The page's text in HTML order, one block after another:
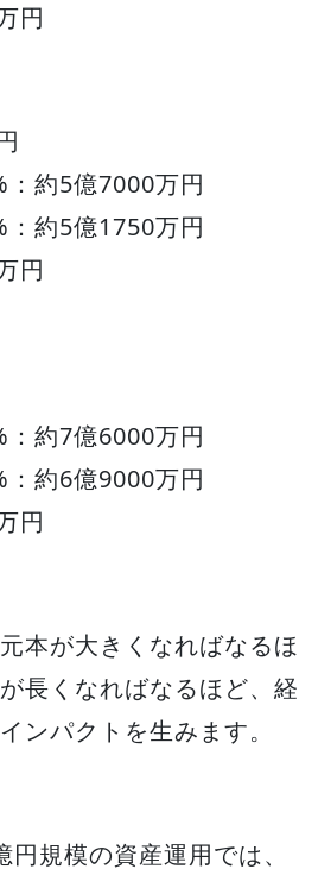
円
：約5億7000万円
：約5億1750万円
円
：約7億6000万円
：約6億9000万円
円
本が大きくなればなるほ
長くなればなるほど、経
ンパクトを生みます。
規模の資産運用では、